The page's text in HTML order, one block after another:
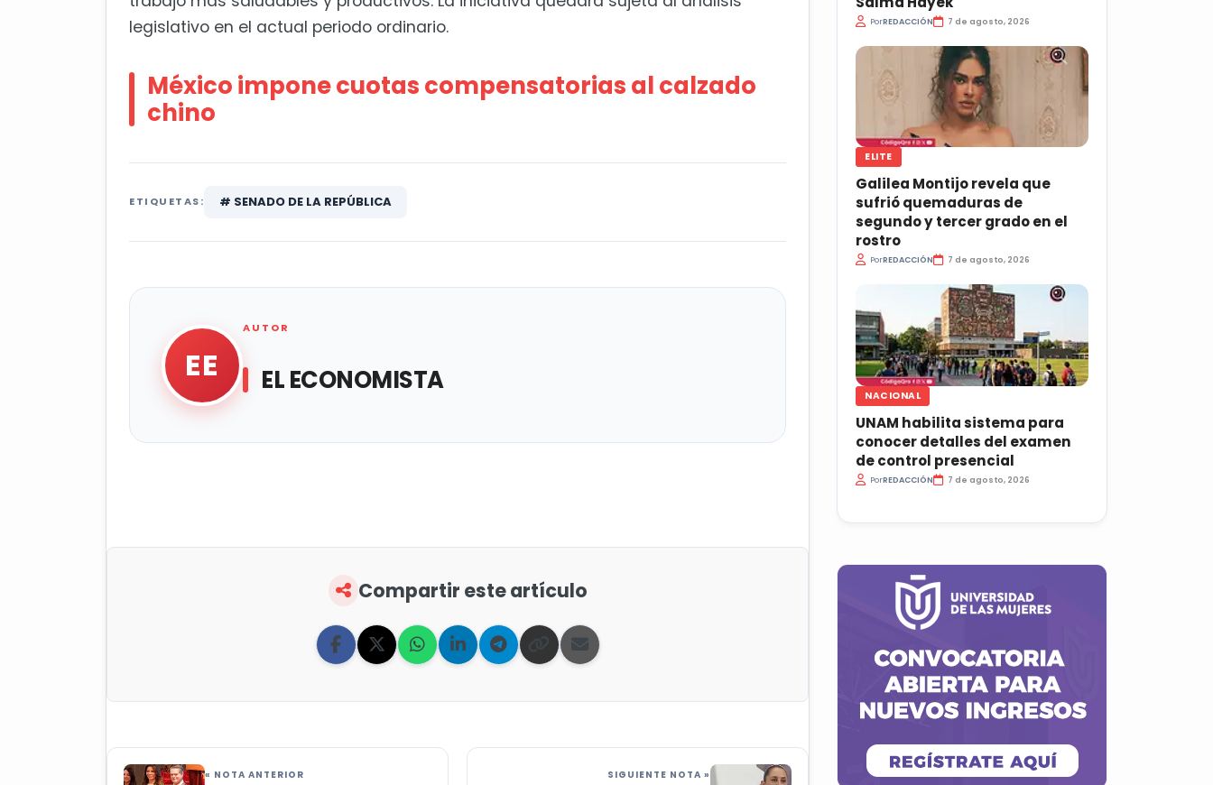
legislativo en el actual periodo ordinario.
México impone cuotas compensatorias al calzado
chino
ETIQUETAS: # SENADO DE LA REPÚBLICA
EE
AUTOR
EL ECONOMISTA
Compartir este artículo
« NOTA ANTERIOR SIGUIENTE NOTA »
PorREDACCIÓN 7 de agosto, 2026
ELITE
Galilea Montijo revela que
sufrió quemaduras de
segundo y tercer grado en el
rostro
PorREDACCIÓN 7 de agosto, 2026
NACIONAL
UNAM habilita sistema para
conocer detalles del examen
de control presencial
PorREDACCIÓN 7 de agosto, 2026